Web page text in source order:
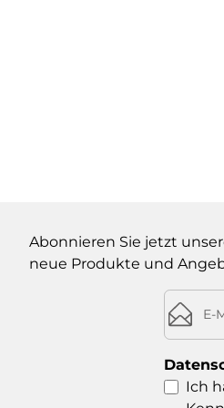
Wert ein oder
Abonnieren Sie jetzt
neue Produkte und
E-Mail-
Ich